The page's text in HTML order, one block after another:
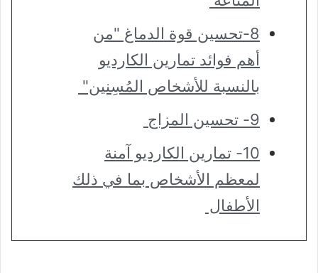
8-تحسين قوة الدماغ "من
أهم فوائد تمارين الكارديو
بالنسبة للأشخاص المُسِنين"
9- تحسين المزاج
10- تمارين الكارديو آمنة
لمعظم الأشخاص بما في ذلك
الأطفال